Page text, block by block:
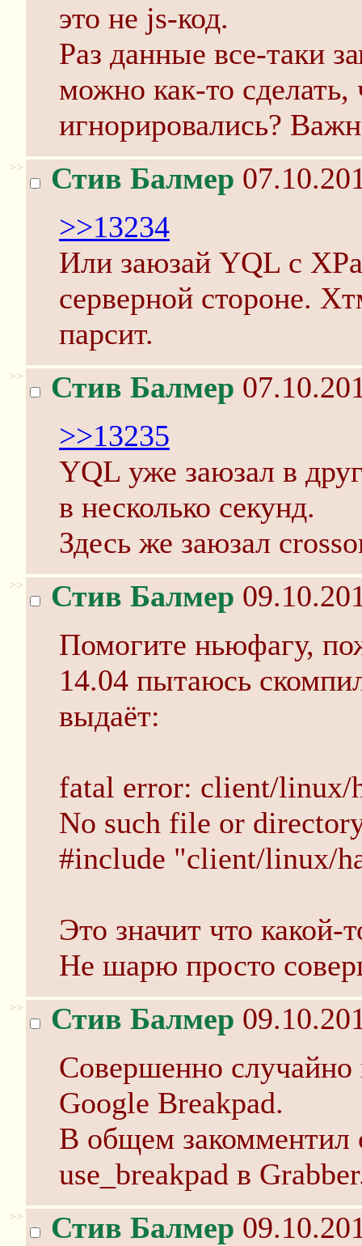
это не js-код.
Раз данные все-таки
можно как-то
игнорировались?
>> Стив Балмер
>>13234
Или заюзай YQL с
серверной стороне.
парсит.
>> Стив Балмер
>>13235
YQL уже заюзал в
в несколько секунд.
Здесь же заюзал
>> Стив Балмер
Помогите ньюфагу,
14.04 пытаюсь
выдаёт:
fatal error: client/linux/
No such file or
#include "client/linux/
Это значит что какой-
Не шарю просто
>> Стив Балмер
Совершенно случайно
Google Breakpad.
В общем закомментил
use_breakpad в
>> Стив Балмер